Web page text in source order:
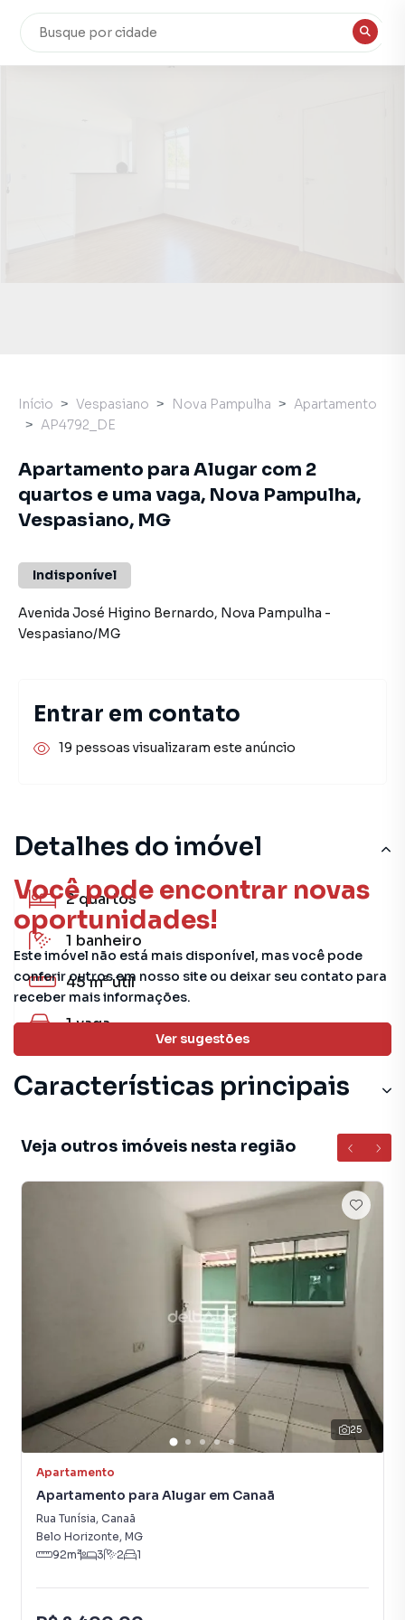
Você pode encontrar novas
oportunidades!
Este imóvel não está mais disponível, mas você pode
conferir outros em nosso site ou deixar seu contato para
receber mais informações.
Ver sugestões
Detalhes do imóvel
2quartos
1 banheiro
45 m²útil
1vaga
Características principais
Circuito Interno TV
Veja outros imóveis nesta região
25
Apartamento
Apartamento para Alugar em Canaã
Rua Tunísia, Canaã
Belo Horizonte, MG
92m² 3 2 1
Início Vespasiano Nova Pampulha
Apartamento
AP4792_DE
Apartamento para Alugar com 2
quartos e uma vaga, Nova Pampulha,
Vespasiano, MG
Indisponível
Avenida José Higino Bernardo, Nova Pampulha -
Vespasiano/MG
Entrar em contato
19 pessoas visualizaram este anúncio